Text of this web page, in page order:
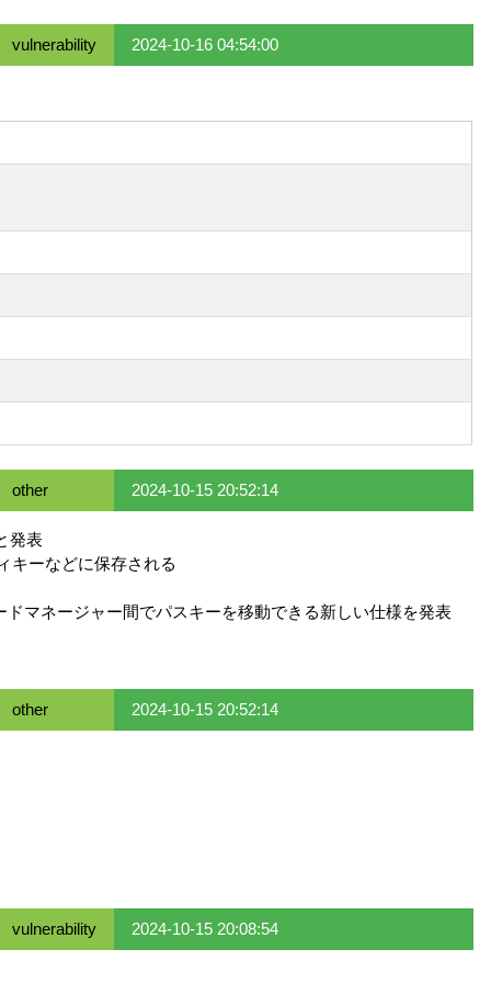
vulnerability 2024-10-16 04:54:00
other 2024-10-15 20:52:14
発表
キーなどに保存される
マネージャー間でパスキーを移動できる新しい仕様を発表
other 2024-10-15 20:52:14
vulnerability 2024-10-15 20:08:54